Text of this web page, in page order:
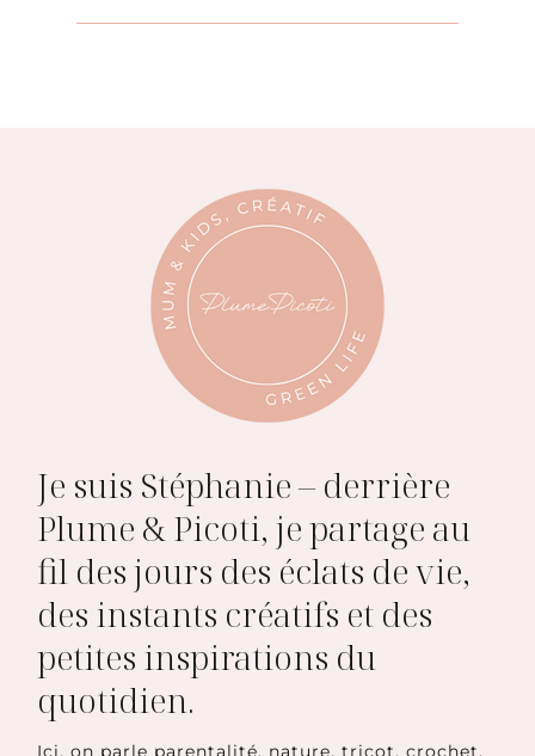
Je suis Stéphanie – derrière
Plume & Picoti, je partage au
fil des jours des éclats de vie,
des instants créatifs et des
petites inspirations du
quotidien.
Ici, on parle parentalité, nature, tricot, crochet,